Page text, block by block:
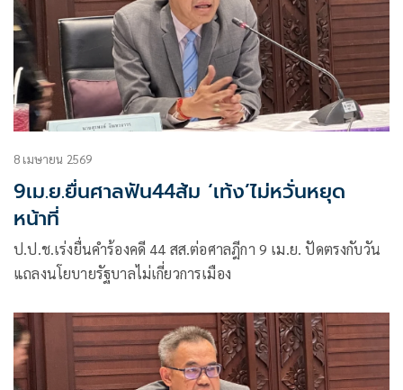
8 เมษายน 2569
9เม.ย.ยื่นศาลฟัน44ส้ม ‘เท้ง’ไม่หวั่นหยุด
หน้าที่
ป.ป.ช.เร่งยื่นคำร้องคดี 44 สส.ต่อศาลฎีกา 9 เม.ย. ปัดตรงกับวัน
แถลงนโยบายรัฐบาลไม่เกี่ยวการเมือง